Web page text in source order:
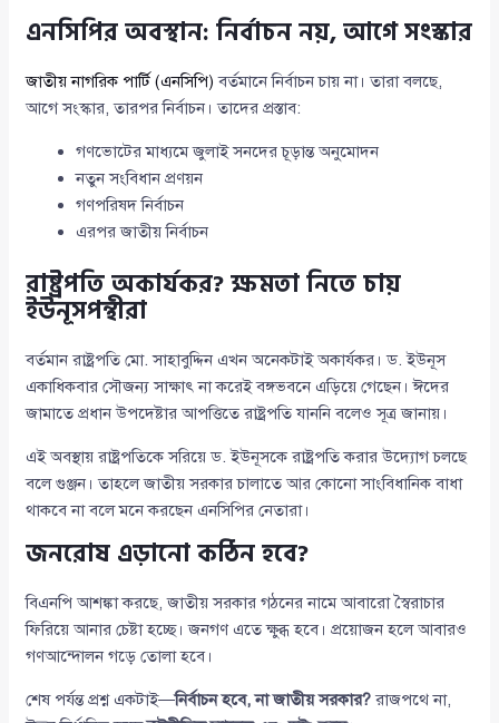
এনসিপির অবস্থান: নির্বাচন নয়, আগে সংস্কার
জাতীয় নাগরিক পার্টি (এনসিপি) বর্তমানে নির্বাচন চায় না। তারা বলছে,
আগে সংস্কার, তারপর নির্বাচন। তাদের প্রস্তাব:
গণভোটের মাধ্যমে জুলাই সনদের চূড়ান্ত অনুমোদন
নতুন সংবিধান প্রণয়ন
গণপরিষদ নির্বাচন
এরপর জাতীয় নির্বাচন
রাষ্ট্রপতি অকার্যকর? ক্ষমতা নিতে চায়
ইউনূসপন্থীরা
বর্তমান রাষ্ট্রপতি মো. সাহাবুদ্দিন এখন অনেকটাই অকার্যকর। ড. ইউনূস
একাধিকবার সৌজন্য সাক্ষাৎ না করেই বঙ্গভবনে এড়িয়ে গেছেন। ঈদের
জামাতে প্রধান উপদেষ্টার আপত্তিতে রাষ্ট্রপতি যাননি বলেও সূত্র জানায়।
এই অবস্থায় রাষ্ট্রপতিকে সরিয়ে ড. ইউনূসকে রাষ্ট্রপতি করার উদ্যোগ চলছে
বলে গুঞ্জন। তাহলে জাতীয় সরকার চালাতে আর কোনো সাংবিধানিক বাধা
থাকবে না বলে মনে করছেন এনসিপির নেতারা।
জনরোষ এড়ানো কঠিন হবে?
বিএনপি আশঙ্কা করছে, জাতীয় সরকার গঠনের নামে আবারো স্বৈরাচার
ফিরিয়ে আনার চেষ্টা হচ্ছে। জনগণ এতে ক্ষুব্ধ হবে। প্রয়োজন হলে আবারও
গণআন্দোলন গড়ে তোলা হবে।
শেষ পর্যন্ত প্রশ্ন একটাই—নির্বাচন হবে, না জাতীয় সরকার?রাজপথে না,